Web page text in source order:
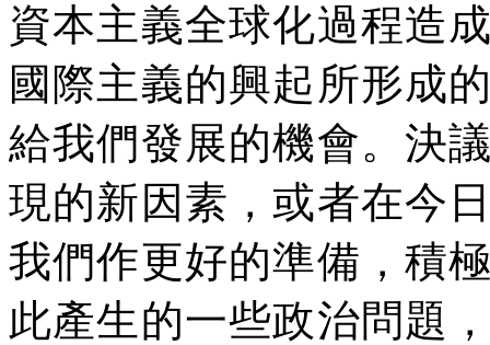
資本主義全球化過程造
國際主義的興起所形成
給我們發展的機會。決
現的新因素，或者在今
我們作更好的準備，積
此產生的一些政治問題